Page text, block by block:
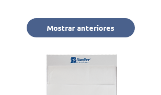
Mostrar anteriores